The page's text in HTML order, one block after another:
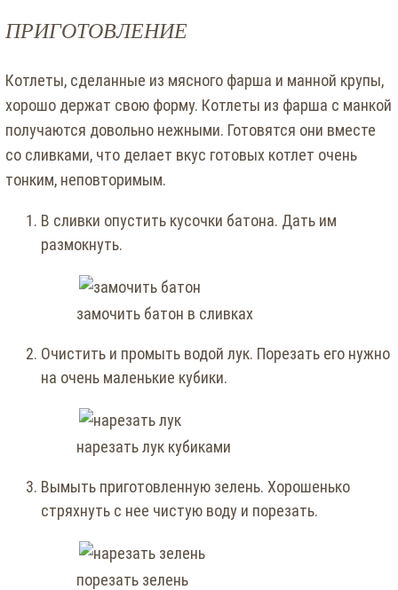
ПРИГОТОВЛЕНИЕ
Котлеты, сделанные из мясного фарша и манной крупы,
хорошо держат свою форму. Котлеты из фарша с манкой
получаются довольно нежными. Готовятся они вместе
со сливками, что делает вкус готовых котлет очень
тонким, неповторимым.
В сливки опустить кусочки батона. Дать им
размокнуть.
замочить батон в сливках
Очистить и промыть водой лук. Порезать его нужно
на очень маленькие кубики.
нарезать лук кубиками
Вымыть приготовленную зелень. Хорошенько
стряхнуть с нее чистую воду и порезать.
порезать зелень